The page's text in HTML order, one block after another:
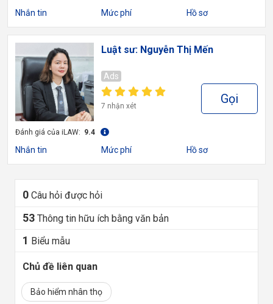
Nhắn tin Mức phí Hồ sơ
Luật sư: Nguyễn Thị Mến
Ads
7 nhận xét Gọi
Đánh giá của iLAW: 9.4
Nhắn tin Mức phí Hồ sơ
0 Câu hỏi được hỏi
53 Thông tin hữu ích bằng văn bản
1 Biểu mẫu
Chủ đề liên quan
Bảo hiểm nhân thọ